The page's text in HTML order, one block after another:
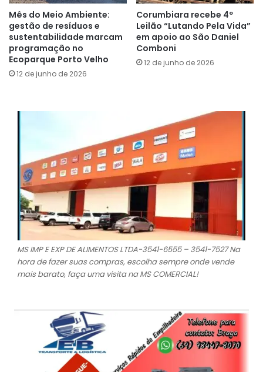
Mês do Meio Ambiente:
gestão de resíduos e
sustentabilidade marcam
programação no
Ecoparque Porto Velho
12 de junho de 2026
Corumbiara recebe 4º
Leilão “Lutando Pela Vida”
em apoio ao São Daniel
Comboni
12 de junho de 2026
MS IMP E EXP DE ALIMENTOS LTDA-3541-6555 – 3541-7527 Na
hora de fazer suas compras, escolha sempre onde vende
mais barato, faça uma visita na MS COMERCIAL!